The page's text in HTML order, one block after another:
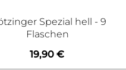
Spezial hell - 9
Flaschen
19,90 €